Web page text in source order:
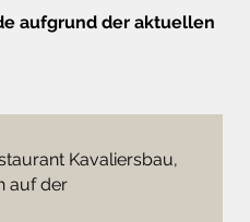
aufgrund der aktuellen
Kavaliersbau,
auf der